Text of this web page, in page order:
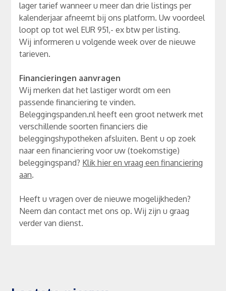
lager tarief wanneer u meer dan drie listings per
kalenderjaar afneemt bij ons platform. Uw voordeel
loopt op tot wel EUR 951,- ex btw per listing.
Wij informeren u volgende week over de nieuwe
tarieven.
Financieringen aanvragen
Wij merken dat het lastiger wordt om een
passende financiering te vinden.
Beleggingspanden.nl heeft een groot netwerk met
verschillende soorten financiers die
beleggingshypotheken afsluiten. Bent u op zoek
naar een financiering voor uw (toekomstige)
beleggingspand? Klik hier en vraag een financiering
aan.
Heeft u vragen over de nieuwe mogelijkheden?
Neem dan contact met ons op. Wij zijn u graag
verder van dienst.